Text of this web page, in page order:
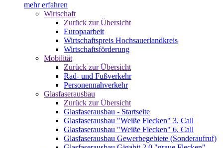
mehr erfahren
Wirtschaft
Zurück zur Übersicht
Europaarbeit
Wirtschaftspreis Hochsauerlandkreis
Wirtschaftsförderung
Mobilität
Zurück zur Übersicht
Rad- und Fußverkehr
Personennahverkehr
Glasfaserausbau
Zurück zur Übersicht
Glasfaserausbau - Startseite
Glasfaserausbau "Weiße Flecken" 3. Call
Glasfaserausbau "Weiße Flecken" 6. Call
Glasfaserausbau Gewerbegebiete (Sonderaufruf)